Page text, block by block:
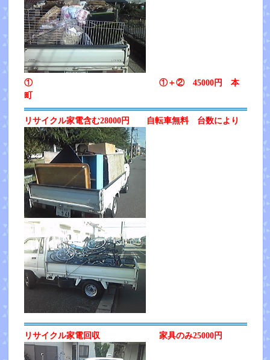
① ①＋② 45000円 本
町
リサイクル家電含む28000円 自転車無料 台数により
リサイクル家電回収 家具のみ25000円